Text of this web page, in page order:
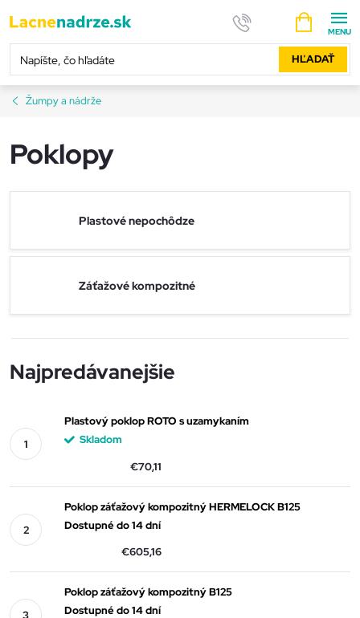
na
obsah
HĽADAŤ
NÁKUPNÝ
KOŠÍK
Žumpy a nádrže
Poklopy
Plastové nepochôdze
Záťažové kompozitné
Najpredávanejšie
Plastový poklop ROTO s uzamykaním
Skladom
€70,11
Poklop záťažový kompozitný HERMELOCK B125
Dostupné do 14 dní
€605,16
Poklop záťažový kompozitný B125
Dostupné do 14 dní